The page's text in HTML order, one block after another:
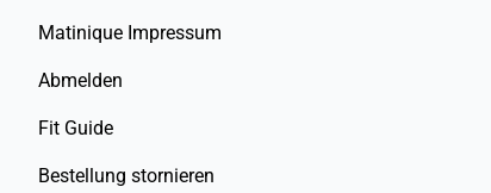
Matinique Impressum
Abmelden
Fit Guide
Bestellung stornieren